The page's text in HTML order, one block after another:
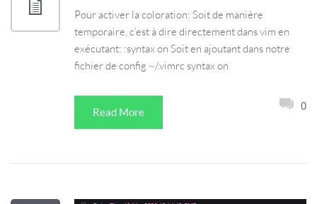
Pour activer la coloration: Soit de manière
temporaire, c’est à dire directement dans vim en
exécutant: :syntax on Soit en ajoutant dans notre
fichier de config ~/.vimrc syntax on
Read More 0